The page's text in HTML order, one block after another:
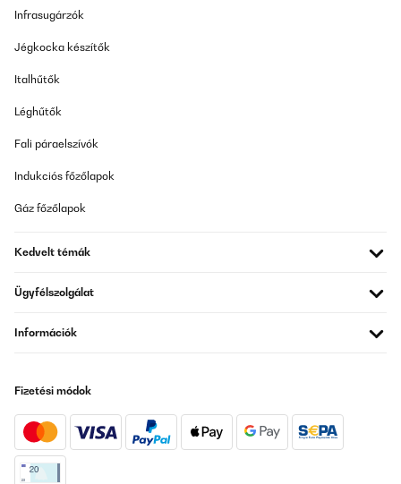
Infrasugárzók
Jégkocka készítők
Italhűtők
Léghűtők
Fali páraelszívók
Indukciós főzőlapok
Gáz főzőlapok
Kedvelt témák
Ügyfélszolgálat
Információk
Fizetési módok